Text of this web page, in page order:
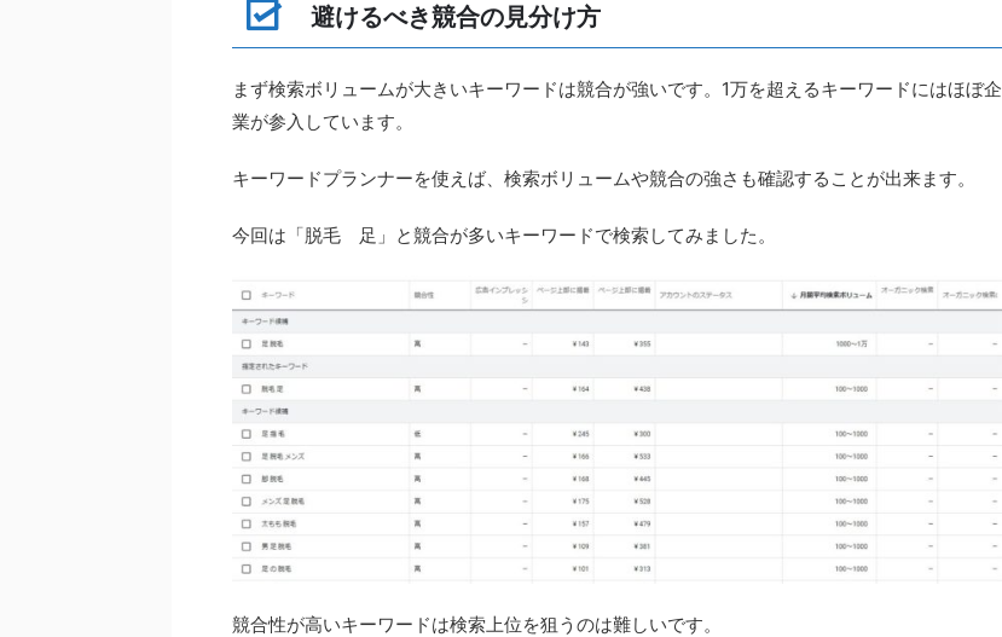
避けるべき競合の見分け方
まず検索ボリュームが大きいキーワードは競合が強いです。1万を超えるキーワードにはほぼ企
業が参入しています。
キーワードプランナーを使えば、検索ボリュームや競合の強さも確認することが出来ます。
今回は「脱毛 足」と競合が多いキーワードで検索してみました。
競合性が高いキーワードは検索上位を狙うのは難しいです。